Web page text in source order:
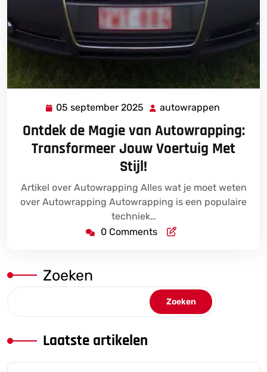
05 september 2025 05
2025
autowrappen
Ontdek de Magie van Autowrapping:
Transformeer Jouw Voertuig Met
Stijl!
Artikel over Autowrapping Alles wat je moet weten
over Autowrapping Autowrapping is een populaire
techniek…
0 Comments
Zoeken
Zoeken
Laatste artikelen